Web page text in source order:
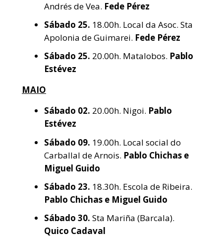
Andrés de Vea. Fede Pérez
Sábado 25. 18.00h. Local da Asoc. Sta
Apolonia de Guimarei. Fede Pérez
Sábado 25. 20.00h. Matalobos. Pablo
Estévez
MAIO
Sábado 02. 20.00h. Nigoi. Pablo
Estévez
Sábado 09. 19.00h. Local social do
Carballal de Arnois. Pablo Chichas e
Miguel Guido
Sábado 23. 18.30h. Escola de Ribeira.
Pablo Chichas e Miguel Guido
Sábado 30. Sta Mariña (Barcala).
Quico Cadaval